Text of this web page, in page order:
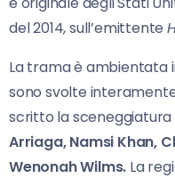
del 2014, sull’emittente
La trama è ambientata
sono svolte
scritto la sceneggiatura
Arriaga, Namsi Khan,
Wenonah Wilms. La